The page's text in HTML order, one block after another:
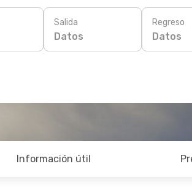
Salida
Datos
Regreso
Datos
Información útil